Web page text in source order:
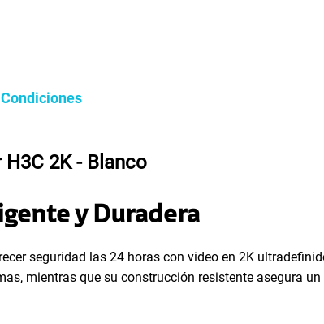
2K - Blanco
y Duradera
seguridad las 24 horas con video en 2K
mientras que su construcción resistente asegura